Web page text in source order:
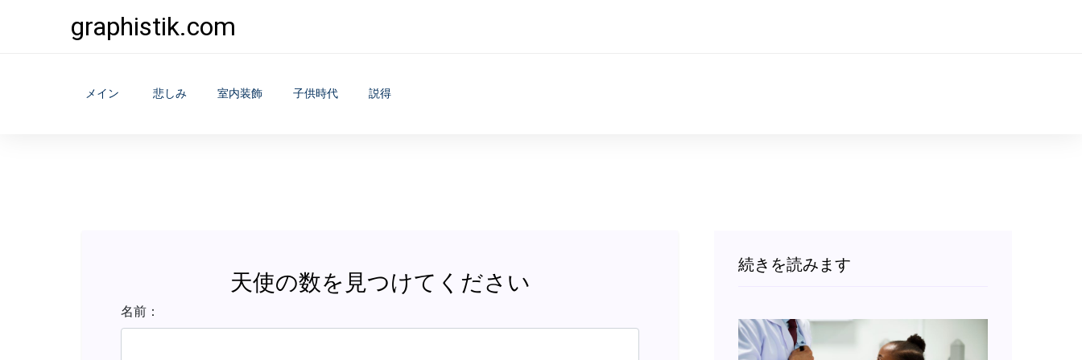
graphistik.com
メイン 悲しみ 室内装飾 子供時代 説得
天使の数を見つけてください
名前：
続きを読みます